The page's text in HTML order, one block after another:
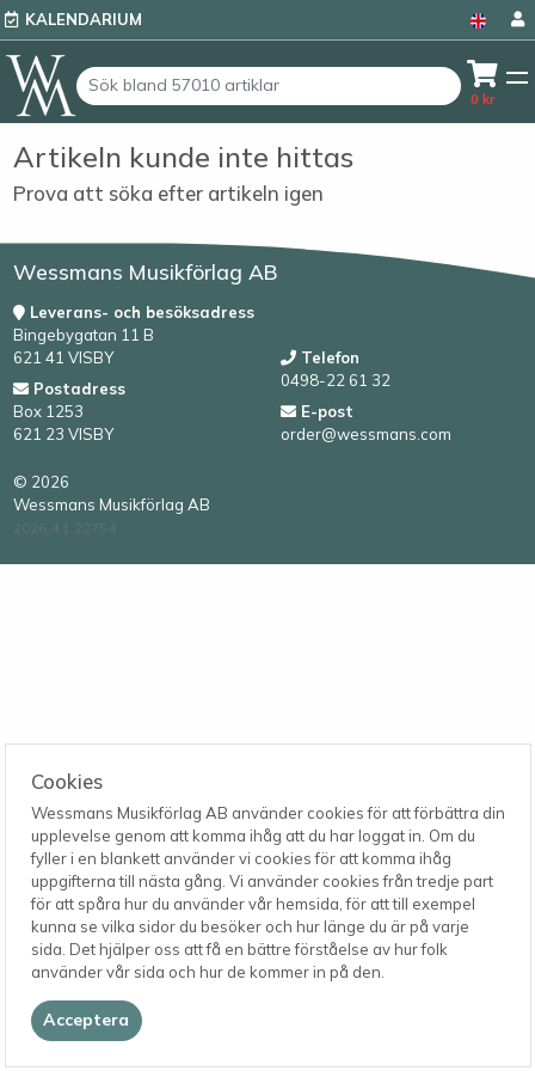
KALENDARIUM
0 kr
Cookies
Wessmans Musikförlag AB använder cookies för att förbättra din
upplevelse genom att komma ihåg att du har loggat in. Om du
fyller i en blankett använder vi cookies för att komma ihåg
uppgifterna till nästa gång. Vi använder cookies från tredje part
för att spåra hur du använder vår hemsida, för att till exempel
kunna se vilka sidor du besöker och hur länge du är på varje
sida. Det hjälper oss att få en bättre förståelse av hur folk
använder vår sida och hur de kommer in på den.
Acceptera
Artikeln kunde inte hittas
Prova att söka efter artikeln igen
Wessmans Musikförlag AB
Leverans- och besöksadress
Bingebygatan 11 B
621 41 VISBY
Postadress
Box 1253
621 23 VISBY
Telefon
0498-22 61 32
E-post
order@wessmans.com
© 2026
Wessmans Musikförlag AB
2026.4.1.22754